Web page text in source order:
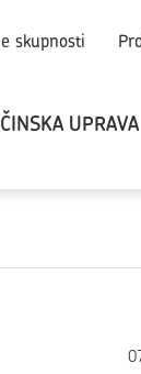
skupnosti
UPRAVA